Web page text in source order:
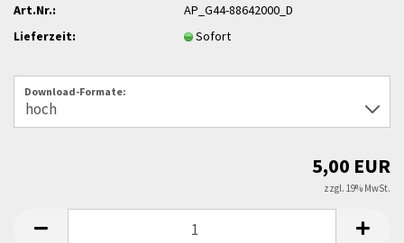
Art.Nr.:
AP_G44-88642000_D
Lieferzeit:
Sofort
Download-Formate:
5,00 EUR
zzgl. 19% MwSt.